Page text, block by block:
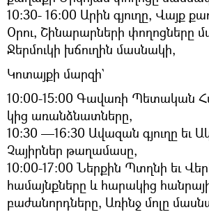
10:30- 16:00 Արին գյուղը, Վայք
Օրու, Շինարարների փողոցները
Ջերմուկի խճուղին մասնակի,
Կոտայքի մարզի`
10:00-15:00 Գավառի Պետական
կից առանձնատները,
10:30 —16:30 Ավազան գյուղը եւ
Չայիրներ թաղամասը,
10:00-17:00 Ներքին Պտղնի եւ
համայնքները և հարակից
բաժանորդները, Առինջ մոլը